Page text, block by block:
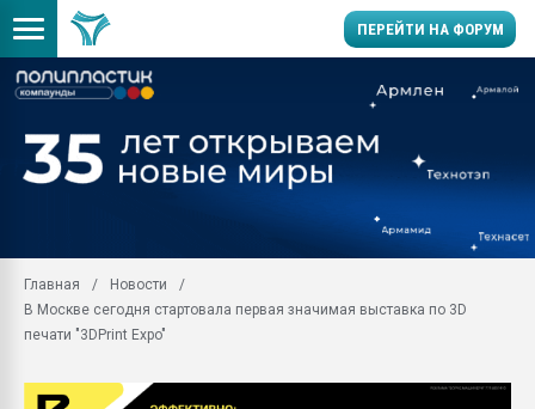
ПЕРЕЙТИ НА ФОРУМ
производство SPC
заводу пластмасс"
Главная
Новости
В Москве сегодня стартовала первая значимая выставка по 3D
печати "3DPrint Expo"